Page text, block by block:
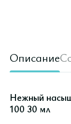
Описание
Нежный
100 30 мл